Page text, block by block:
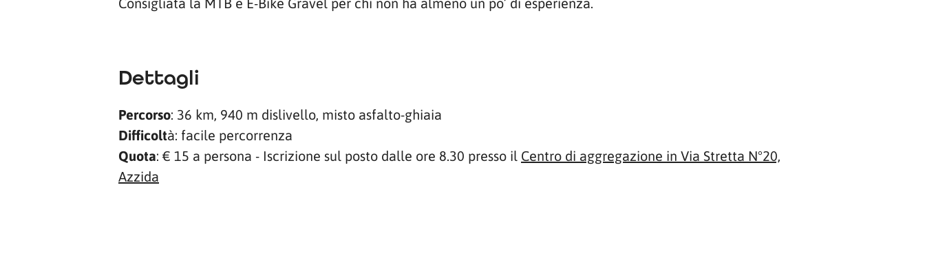
Dettagli
Percorso: 36 km, 940 m dislivello, misto asfalto-ghiaia
Difficoltà: facile percorrenza
Quota: € 15 a persona - Iscrizione sul posto dalle ore 8.30 presso il Centro di aggregazione in Via Stretta N°20,
Azzida